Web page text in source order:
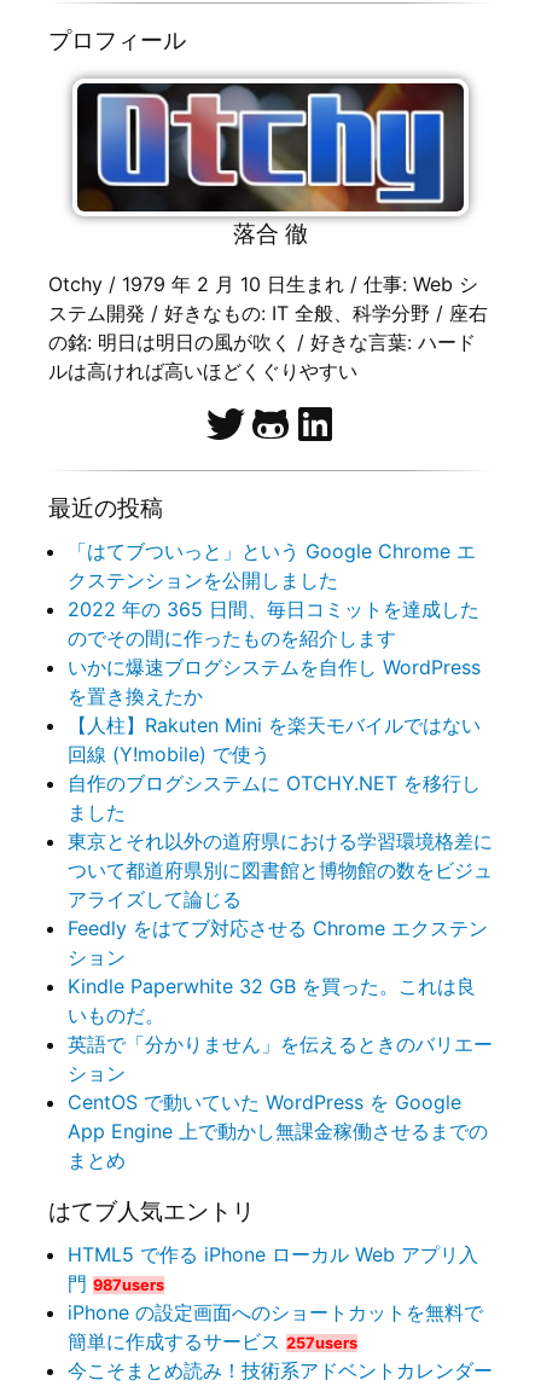
プロフィール
落合 徹
Otchy / 1979 年 2 月 10 日生まれ / 仕事: Web シ
ステム開発 / 好きなもの: IT 全般、科学分野 / 座右
の銘: 明日は明日の風が吹く / 好きな言葉: ハード
ルは高ければ高いほどくぐりやすい
最近の投稿
「はてブついっと」という Google Chrome エ
クステンションを公開しました
2022 年の 365 日間、毎日コミットを達成した
のでその間に作ったものを紹介します
いかに爆速ブログシステムを自作し WordPress
を置き換えたか
【人柱】Rakuten Mini を楽天モバイルではない
回線 (Y!mobile) で使う
自作のブログシステムに OTCHY.NET を移行し
ました
東京とそれ以外の道府県における学習環境格差に
ついて都道府県別に図書館と博物館の数をビジュ
アライズして論じる
Feedly をはてブ対応させる Chrome エクステン
ション
Kindle Paperwhite 32 GB を買った。これは良
いものだ。
英語で「分かりません」を伝えるときのバリエー
ション
CentOS で動いていた WordPress を Google
App Engine 上で動かし無課金稼働させるまでの
まとめ
はてブ人気エントリ
HTML5 で作る iPhone ローカル Web アプリ入
門 987users
iPhone の設定画面へのショートカットを無料で
簡単に作成するサービス 257users
今こそまとめ読み！技術系アドベントカレンダー